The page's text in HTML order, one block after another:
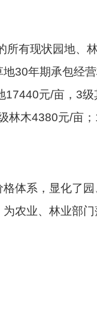
有现状园地、
30年期承包经
元/亩，3
林木4380元/亩
体系，显化了
农业、林业部